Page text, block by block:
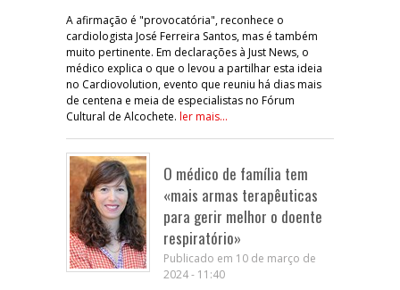
A afirmação é "provocatória", reconhece o
cardiologista José Ferreira Santos, mas é também
muito pertinente. Em declarações à Just News, o
médico explica o que o levou a partilhar esta ideia
no Cardiovolution, evento que reuniu há dias mais
de centena e meia de especialistas no Fórum
Cultural de Alcochete. ler mais...
O médico de família tem
«mais armas terapêuticas
para gerir melhor o doente
respiratório»
Publicado em 10 de março de
2024 - 11:40